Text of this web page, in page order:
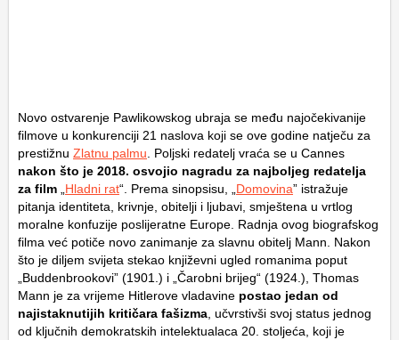
Novo ostvarenje Pawlikowskog ubraja se među najočekivanije
filmove u konkurenciji 21 naslova koji se ove godine natječu za
prestižnu Zlatnu palmu. Poljski redatelj vraća se u Cannes
nakon što je 2018. osvojio nagradu za najboljeg redatelja
za film „Hladni rat“. Prema sinopsisu, „Domovina” istražuje
pitanja identiteta, krivnje, obitelji i ljubavi, smještena u vrtlog
moralne konfuzije poslijeratne Europe. Radnja ovog biografskog
filma već potiče novo zanimanje za slavnu obitelj Mann. Nakon
što je diljem svijeta stekao književni ugled romanima poput
„Buddenbrookovi” (1901.) i „Čarobni brijeg“ (1924.), Thomas
Mann je za vrijeme Hitlerove vladavine postao jedan od
najistaknutijih kritičara fašizma, učvrstivši svoj status jednog
od ključnih demokratskih intelektualaca 20. stoljeća, koji je